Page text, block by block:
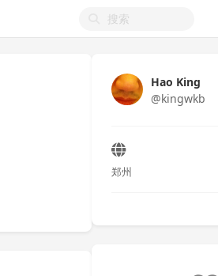
Hao King
@kingwkb
郑州